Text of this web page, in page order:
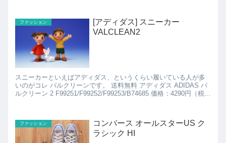
ファッション
[アディダス] スニーカー
VALCLEAN2
スニーカーといえばアディダス、というくらい履いている人が多
いのがコレ バルクリーンです。 送料無料 アディダス ADIDAS バ
ルクリーン 2 F99251/F99252/F99253/B74685 価格：4290円（税
ファッション
コンバース オールスターUS ク
ラシック HI